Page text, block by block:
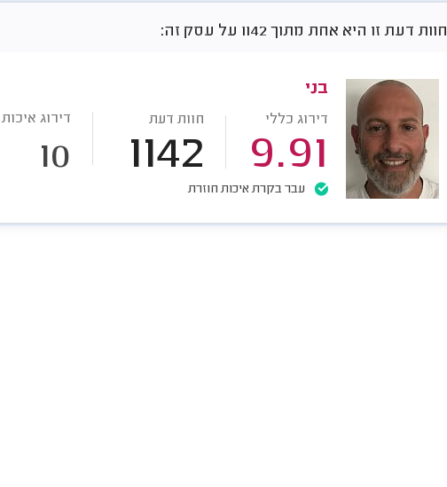
חוות דעת זו היא אחת מתוך 1142 על עסק זה:
בני
דירוג כללי
9.91
חוות דעת
1142
דירוג איכות
10
עבר בקרת איכות חוזרת